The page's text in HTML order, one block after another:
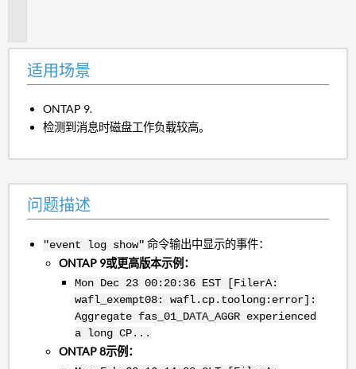
适用场景
ONTAP 9.
检测到消息时磁盘工作负载较高。
问题描述
"event log show" 命令输出中显示的事件：
ONTAP 9或更高版本示例：
Mon Dec 23 00:20:36 EST [FilerA:
wafl_exempt08: wafl.cp.toolong:error]:
Aggregate fas_01_DATA_AGGR experienced
a long CP...
ONTAP 8示例：